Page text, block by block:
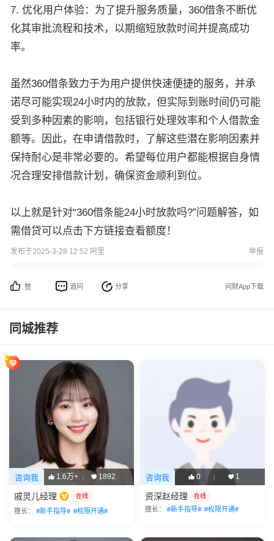
7. 优化用户体验：为了提升服务质量，360借条不断优
化其审批流程和技术，以期缩短放款时间并提高成功
率。
虽然360借条致力于为用户提供快速便捷的服务，并承
诺尽可能实现24小时内的放款，但实际到账时间仍可能
受到多种因素的影响，包括银行处理效率和个人借款金
额等。因此，在申请借款时，了解这些潜在影响因素并
保持耐心是非常必要的。希望每位用户都能根据自身情
况合理安排借款计划，确保资金顺利到位。
以上就是针对“360借条能24小时放款吗?”问题解答，如
需借贷可以点击下方链接查看额度！
发布于2025-3-28 12:52 阿里 举报
赞 追问 分享 问财App下载
同城推荐
咨询我 1.6万+ | 1892
戚灵儿经理 在线
擅长： #新手指导# #权限开通#
咨询我 0 | 1
资深赵经理 在线
擅长： #新手指导# #权限开通#